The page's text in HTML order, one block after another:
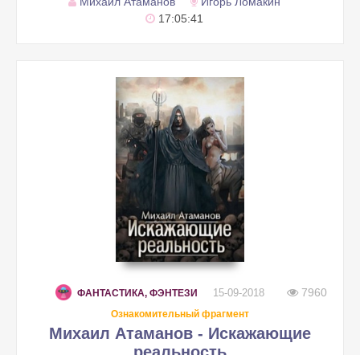
17:05:41
ФАНТАСТИКА, ФЭНТЕЗИ 15-09-2018 7960
Ознакомительный фрагмент
Михаил Атаманов - Искажающие